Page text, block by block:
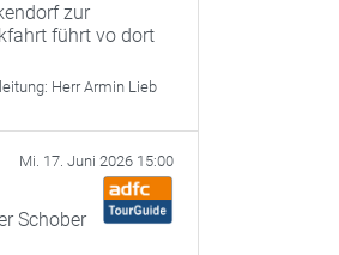
zur
führt vo dort
Herr Armin Lieb
Mi. 17. Juni 2026 15:00
Schober